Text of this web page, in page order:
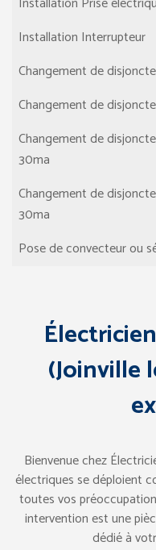
Installation Interrupteur
Changement de
Changement de
Changement de
30ma
Changement de
30ma
Pose de convecteur ou
(Joinville
Bienvenue chez
électriques se déploient
toutes vos
intervention est une
dédié à